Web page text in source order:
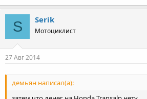
S Serik
Мотоциклист
27 Авг 2014
демьян написал(а):